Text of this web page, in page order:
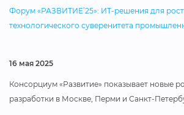
Форум «РАЗВИТИЕ’25»: ИТ-решения для
технологического суверенитета
16 мая 2025
Консорциум «Развитие» показывает новые
разработки в Москве, Перми и Санкт-